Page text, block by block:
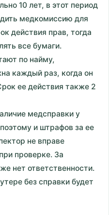
10 лет, в этот период
медкомиссию для
действия прав, тогда
все бумаги.
по найму,
каждый раз, когда он
ее действия также 2
медсправки у
и штрафов за ее
не вправе
проверке. За
нет ответственности.
без справки будет